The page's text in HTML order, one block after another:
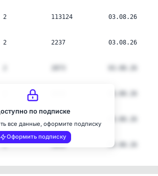
2 113124 03.08.26
2 2237 03.08.26
2 1858 03.08.26
по подписке
все данные, оформите подписку
Оформить подписку